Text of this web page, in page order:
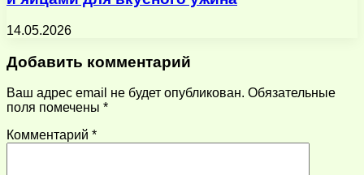
14.05.2026
Добавить комментарий
Ваш адрес email не будет опубликован. Обязательные
поля помечены *
Комментарий *